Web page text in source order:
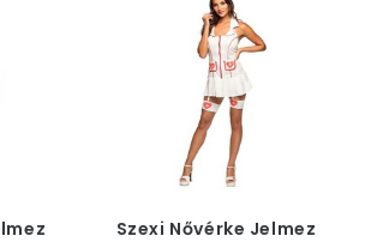
Szexi Nővérke Jelmez